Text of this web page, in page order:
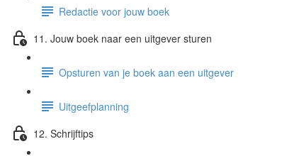
Redactie voor jouw boek
11. Jouw boek naar een uitgever sturen
Opsturen van je boek aan een uitgever
Uitgeefplanning
12. Schrijftips